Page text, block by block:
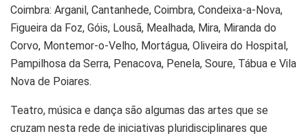
Coimbra: Arganil, Cantanhede, Coimbra, Condeixa-a-Nova,
Figueira da Foz, Góis, Lousã, Mealhada, Mira, Miranda do
Corvo, Montemor-o-Velho, Mortágua, Oliveira do Hospital,
Pampilhosa da Serra, Penacova, Penela, Soure, Tábua e Vila
Nova de Poiares.
Teatro, música e dança são algumas das artes que se
cruzam nesta rede de iniciativas pluridisciplinares que